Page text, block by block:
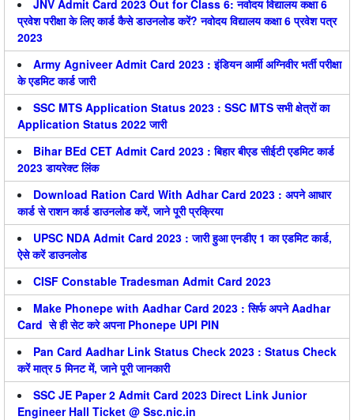
JNV Admit Card 2023 Out for Class 6: नवोदय विद्यालय कक्षा 6
प्रवेश परीक्षा के लिए कार्ड कैसे डाउनलोड करें? नवोदय विद्यालय कक्षा 6 प्रवेश पत्र
2023
Army Agniveer Admit Card 2023 : इंडियन आर्मी अग्निवीर भर्ती परीक्षा
के एडमिट कार्ड जारी
SSC MTS Application Status 2023 : SSC MTS सभी क्षेत्रों का
Application Status 2022 जारी
Bihar BEd CET Admit Card 2023 : बिहार बीएड सीईटी एडमिट कार्ड
2023 डायरेक्ट लिंक
Download Ration Card With Adhar Card 2023 : अपने आधार
कार्ड से राशन कार्ड डाउनलोड करें, जाने पूरी प्रक्रिया
UPSC NDA Admit Card 2023 : जारी हुआ एनडीए 1 का एडमिट कार्ड,
ऐसे करें डाउनलोड
CISF Constable Tradesman Admit Card 2023
Make Phonepe with Aadhar Card 2023 : सिर्फ अपने Aadhar
Card से ही सेट करे अपना Phonepe UPI PIN
Pan Card Aadhar Link Status Check 2023 : Status Check
करें मात्र 5 मिनट में, जाने पूरी जानकारी
SSC JE Paper 2 Admit Card 2023 Direct Link Junior
Engineer Hall Ticket @ Ssc.nic.in